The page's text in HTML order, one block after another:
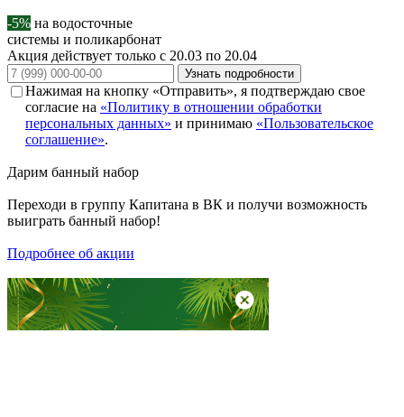
-5% на водосточные
системы и поликарбонат
Акция действует только с 20.03 по 20.04
Узнать подробности
Нажимая на кнопку «Отправить», я подтверждаю свое
согласие на «Политику в отношении обработки
персональных данных» и принимаю «Пользовательское
соглашение».
Дарим банный набор
Переходи в группу Капитана в ВК и получи возможность
выиграть банный набор!
Подробнее об акции